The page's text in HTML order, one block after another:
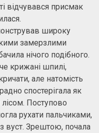
відчувався присмак
широку
замерзлими
нічого подібного.
крижані шпилі,
але натомість
спостерігала як
Поступово
рухати пальчиками,
вуст. Зрештою, почала